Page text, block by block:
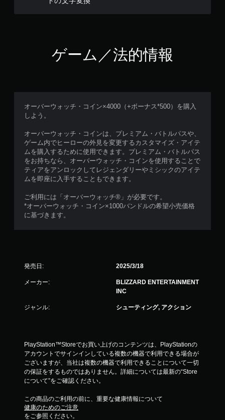
ゲーム／法的情報
オーバーウォッチ・コイン×4000（+ボーナス*500）を購入
しよう。
オーバーウォッチ・コインは、プレミアム・バトルパスや、
ゲーム内でヒーローの外見を変更するカスタマイズ・アイテ
ムを購入するために使用できます。プレミアム・バトルパス
をお持ちなら、オーバーウォッチ・コインを使用することで
ティアをアンロックしてレジェンダリーやミシックのアイテ
ムを即座に入手することもできます。
ご利用には「オーバーウォッチ®」が必要です。
*オーバーウォッチ・コイン×1000バンドルの希望小売価格
に基づきます。
発売日: 2025/3/18
メーカー:
BLIZZARD ENTERTAINMENT
INC
ジャンル: シューティング, アクション
PlayStation™Storeでお買い上げのコンテンツは、PlayStationの
アカウントでサインインしている複数の機器で利用できる場合が
ございますが、当社は複数の機器で利用できることについて一切
の保証をするものではありません。詳細については最新の“Store
について”をご確認ください。
この商品のご利用の前に、重要な健康情報について
健康のためのご注意
をご参照ください。